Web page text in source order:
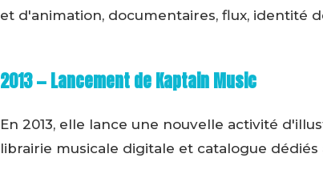
et d'animation, documentaires, flux, identité
2013 — Lancement de Kaptain Music
En 2013, elle lance une nouvelle activité
librairie musicale digitale et catalogue